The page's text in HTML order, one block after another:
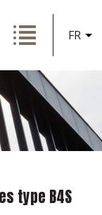
FR
type B4S